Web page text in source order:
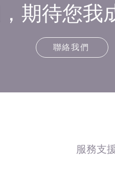
期待您我
聯絡我們
服務支